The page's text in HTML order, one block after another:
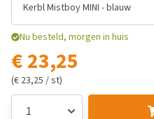
Kerbl Mistboy MINI - blauw
Nu besteld, morgen in huis
€ 23,25
(€ 23,25 / st)